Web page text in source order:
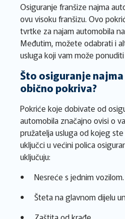
Osiguranje franšize najma
ovu visoku franšizu. Ovo
tvrtke za najam automobila
Međutim, možete odabrati i
usluga koji vam može
Što osiguranje
obično pokriva?
Pokriće koje dobivate od
automobila značajno ovisi o
pružatelja usluga od kojeg
uključci u većini polica
uključuju:
Nesreće s jednim vozilom.
Šteta na glavnom dijelu